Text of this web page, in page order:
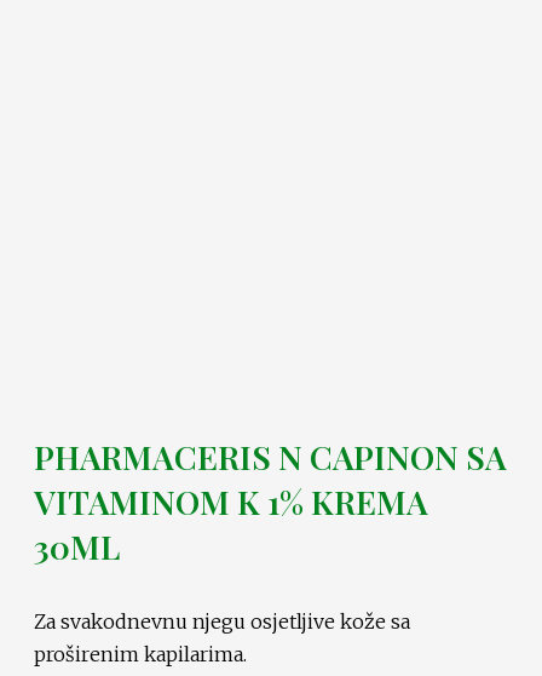
PHARMACERIS N CAPINON SA
VITAMINOM K 1% KREMA
30ML
Za svakodnevnu njegu osjetljive kože sa
proširenim kapilarima.